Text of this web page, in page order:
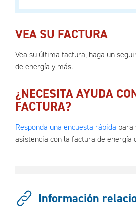
VEA SU FACTURA
Vea su última factura, haga un
de energía y más.
¿NECESITA AYUDA
FACTURA?
Responda una encuesta rápida para
asistencia con la factura de energía
Información